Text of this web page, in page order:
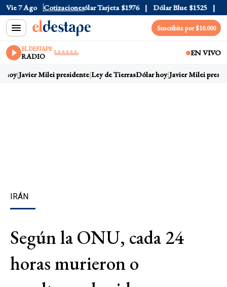
Vie 7 Ago Cotizaciones
Oficial $1520 Dólar Tarjeta $1976 Dólar Blue $1525
Suscribite por $10.000
EL DESTAPE
RADIO EN VIVO
hoy Javier Milei presidente Ley de TierrasDólar hoy Javier Milei
IRÁN
Según la ONU, cada 24
horas murieron o